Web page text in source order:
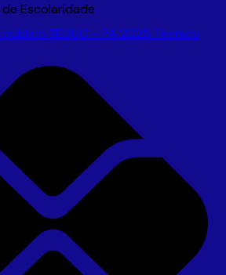
Escolaridade
SEDUC – PA 2025 Técnico